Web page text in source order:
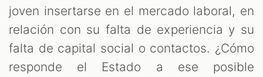
joven insertarse en el mercado laboral, en
relación con su falta de experiencia y su
falta de capital social o contactos. ¿Cómo
responde el Estado a ese posible